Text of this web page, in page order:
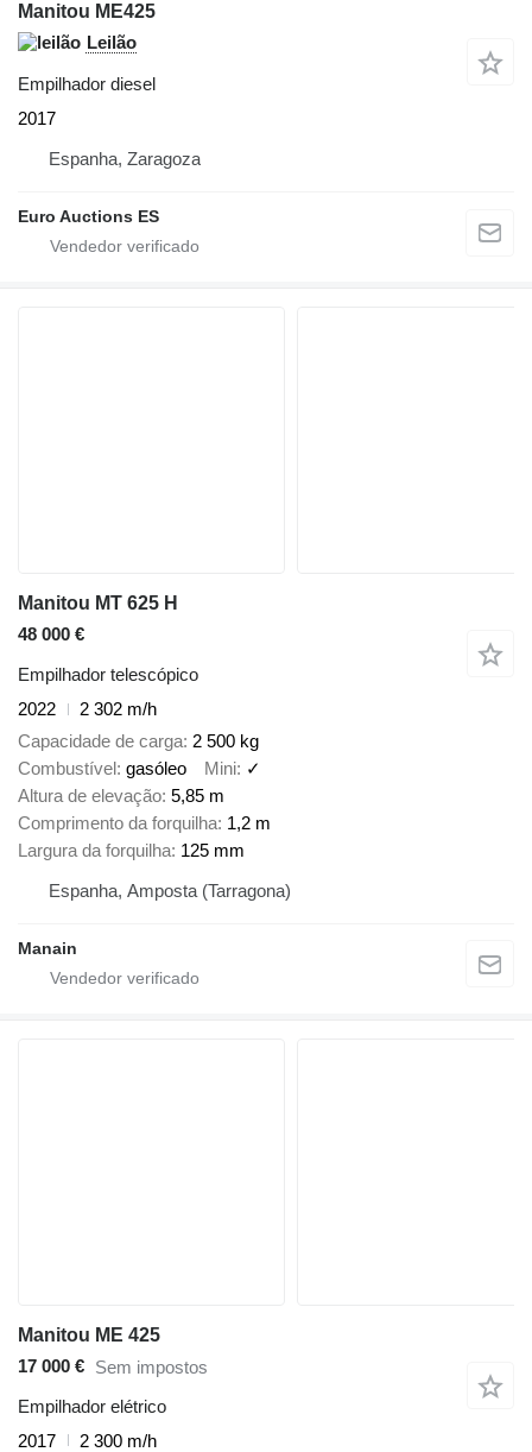
Manitou ME425
Leilão
Empilhador diesel
2017
Espanha, Zaragoza
Euro Auctions ES
Manitou MT 625 H
48 000 €
Empilhador telescópico
2022
2 302 m/h
Capacidade de carga 2 500 kg
Combustível gasóleo Mini ✓
Altura de elevação 5,85 m
Comprimento da forquilha 1,2 m
Largura da forquilha 125 mm
Espanha, Amposta (Tarragona)
Manain
Manitou ME 425
17 000 € Sem impostos
Empilhador elétrico
2017
2 300 m/h